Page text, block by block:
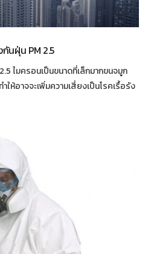
นฝุ่น PM 2.5
ไมครอนเป็นขนาดที่เล็กมากขนจมูก
ให้อาจจะเพิ่มความเสี่ยงเป็นโรคเรื้อรัง